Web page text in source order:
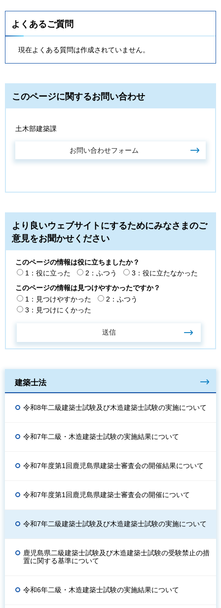
よくあるご質問
現在よくある質問は作成されていません。
このページに関するお問い合わせ
土木部建築課
より良いウェブサイトにするためにみなさまのご
意見をお聞かせください
このページの情報は役に立ちましたか？
1：役に立った
2：ふつう
3：役に立たなかった
このページの情報は見つけやすかったですか？
1：見つけやすかった
2：ふつう
3：見つけにくかった
建築士法
令和8年二級建築士試験及び木造建築士試験の実施について
令和7年二級・木造建築士試験の実施結果について
令和7年度第1回鹿児島県建築士審査会の開催結果について
令和7年度第1回鹿児島県建築士審査会の開催について
令和7年二級建築士試験及び木造建築士試験の実施について
鹿児島県二級建築士試験及び木造建築士試験の受験禁止の措
置に関する基準について
令和6年二級・木造建築士試験の実施結果について